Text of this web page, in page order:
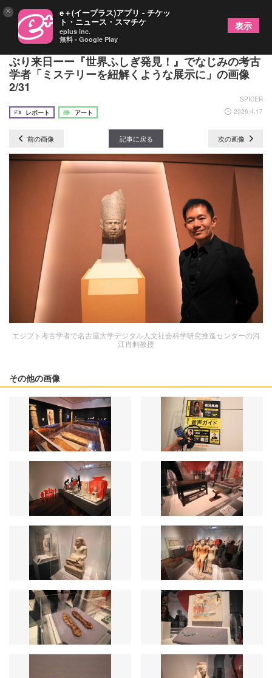
『特別展 古代エジプト』最古の巨像の一部が40年
ぶり来日ーー『世界ふしぎ発見！』でなじみの考古
学者「ミステリーを紐解くような展示に」の画像
2/31
SPICER
レポート
アート 2026.4.17
前の画像 記事に戻る 次の画像
エジプト考古学者で名古屋大学デジタル人文社会科学研究推進センターの河
江肖剰教授
その他の画像
× e＋(イープラス)アプリ - チケッ
ト・ニュース・スマチケ
eplus inc.
無料 - Google Play
表示